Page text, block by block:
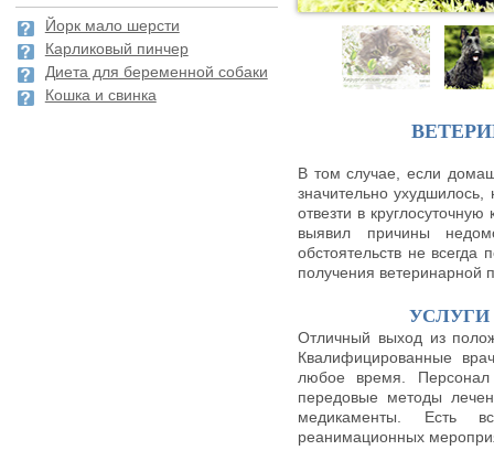
В том случае, если
значительно
отвезти в
выявил причины
обстоятельств не всегда
получения ветеринарной
УСЛУГИ
Отличный выход из
Квалифицированные
любое время. Персонал
передовые методы
медикаменты. Есть
реанимационных
Йорк мало шерсти
Карликовый пинчер
Диета для беременной собаки
Кошка и свинка